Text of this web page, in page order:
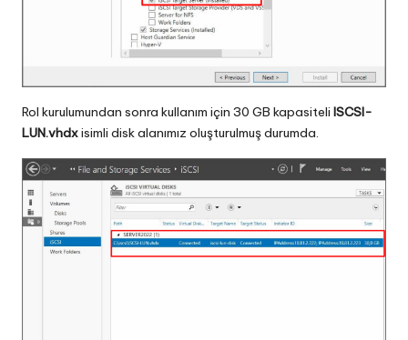
Rol kurulumundan sonra kullanım için 30 GB kapasiteli ISCSI-
LUN.vhdxisimli disk alanımız oluşturulmuş durumda.